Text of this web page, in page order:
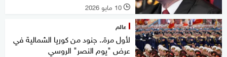
l 10 مايو 2026
عالم
لأول مرة.. جنود من كوريا الشمالية في
عرض "يوم النصر" الروسي